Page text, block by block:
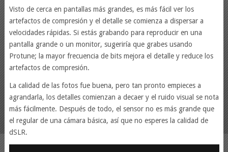
Visto de cerca en pantallas más grandes, es más fácil ver los
artefactos de compresión y el detalle se comienza a dispersar a
velocidades rápidas. Si estás grabando para reproducir en una
pantalla grande o un monitor, sugeriría que grabes usando
Protune; la mayor frecuencia de bits mejora el detalle y reduce los
artefactos de compresión.
La calidad de las fotos fue buena, pero tan pronto empieces a
agrandarla, los detalles comienzan a decaer y el ruido visual se nota
más fácilmente. Después de todo, el sensor no es más grande que
el regular de una cámara básica, así que no esperes la calidad de
dSLR.